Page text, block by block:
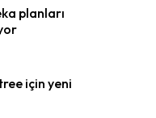
planları
için yeni